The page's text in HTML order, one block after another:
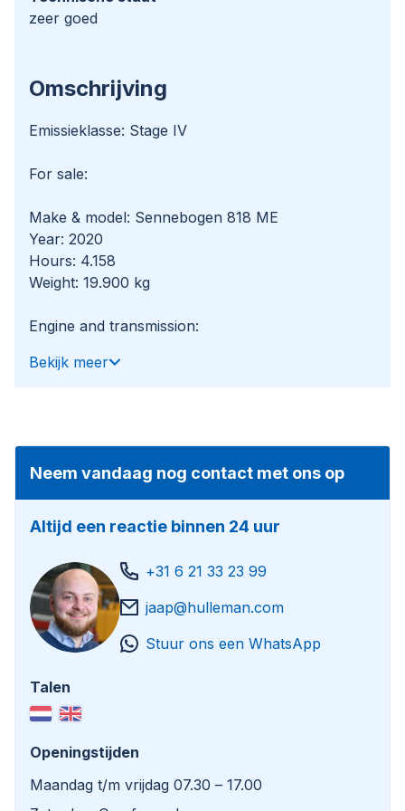
zeer goed
Omschrijving
Emissieklasse: Stage IV
For sale:
Make & model: Sennebogen 818 ME
Year: 2020
Hours: 4.158
Weight: 19.900 kg
Engine and transmission:
4-cylinder turbo diesel
EPA
2-stage power shift transmission
4-pointed outriggers
2x toolbox
Tyres: 10.00-20 85%
Upper carriage:
Demarec DRG-19
All hydraulic functions
Led working lights
Central grease system
Rotating beacon on roof
Bekijk meer
Neem vandaag nog contact met ons op
Altijd een reactie binnen 24 uur
+31 6 21 33 23 99
jaap@hulleman.com
Stuur ons een WhatsApp
Talen
Openingstijden
Maandag t/m vrijdag 07.30 – 17.00